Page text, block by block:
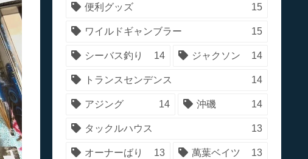
便利グッズ 15
ワイルドギャンブラー 15
シーバス釣り 14 ジャクソン 14
トランスセンデンス 14
アジング 14 沖磯 14
タックルハウス 13
オーナーばり 13 萬葉ベイツ 13